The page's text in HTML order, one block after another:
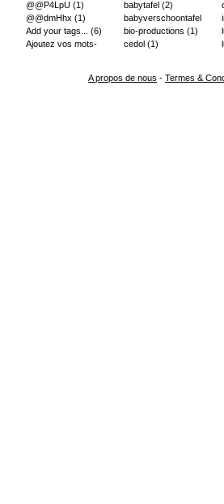
@@P4LpU (1)
@@dmHhx (1)
Add your tags... (6)
Ajoutez vos mots-
babytafel (2)
babyverschoontafel
(2)
bio-productions (1)
cedol (1)
A propos de nous - Termes &